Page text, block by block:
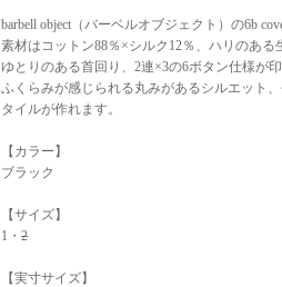
barbell object（バーベルオブジェクト）の6b
素材はコットン88％×シルク12％、ハリのある
ゆとりのある首回り、2連×3の6ボタン仕様が印
ふくらみが感じられる丸みがあるシルエット
タイルが作れます。
【カラー】
ブラック
【サイズ】
1・ 2
【実寸サイズ】